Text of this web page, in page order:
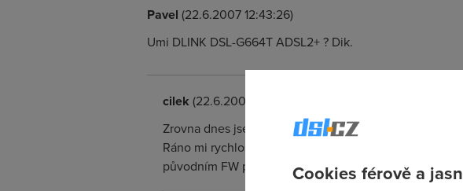
Pavel (22.6.2007 12:43:26)
Umi DLINK DSL-G664T ADSL2+ ? Dik.
cilek (22.6.2007 12:56:48)
Zrovna dnes jsem to řešil. O2 mě "donutila" zakoupit
Ráno mi rychlost zvedli a ejhle DLink G664T funguje
původním FW prý 2+ neumí.Cookies férově a